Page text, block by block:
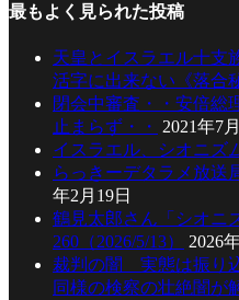
最もよく見られた投稿
天皇とイスラエル十支
活字に出来ない《落合
閉会中審査・・安倍総
止まらず・・
2021年7
イスラエル、シオニズ
らっきーデタラメ放
年2月19日
鶴見太郎さん「シオニ
260（2026/5/13）
2026
裁判の闇 実態は振り
同様の検察の壮絶闇が